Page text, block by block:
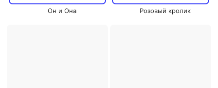
Он и Она
Розовый кролик